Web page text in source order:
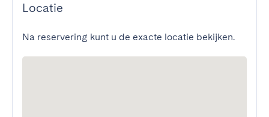
Locatie
Na reservering kunt u de exacte locatie bekijken.